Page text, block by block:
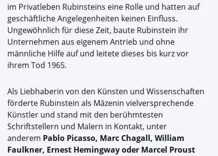
im Privatleben Rubinsteins eine Rolle und hatten auf
geschäftliche Angelegenheiten keinen Einfluss.
Ungewöhnlich für diese Zeit, baute Rubinstein ihr
Unternehmen aus eigenem Antrieb und ohne
männliche Hilfe auf und leitete dieses bis kurz vor
ihrem Tod 1965.
Als Liebhaberin von den Künsten und Wissenschaften
förderte Rubinstein als Mäzenin vielversprechende
Künstler und stand mit den berühmtesten
Schriftstellern und Malern in Kontakt, unter
anderem Pablo Picasso, Marc Chagall, William
Faulkner, Ernest Hemingway oder Marcel Proust